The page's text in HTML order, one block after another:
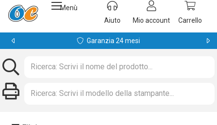
Menù
Aiuto
Mio account Carrello
Garanzia 24 mesi